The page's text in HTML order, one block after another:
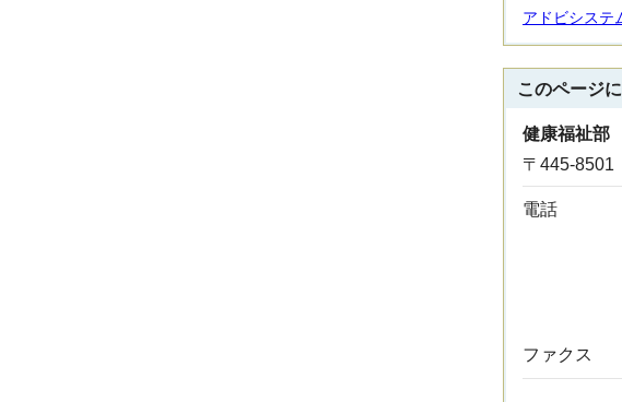
アドビシステ
このページ
健康福祉部
〒445-
電話
ファクス